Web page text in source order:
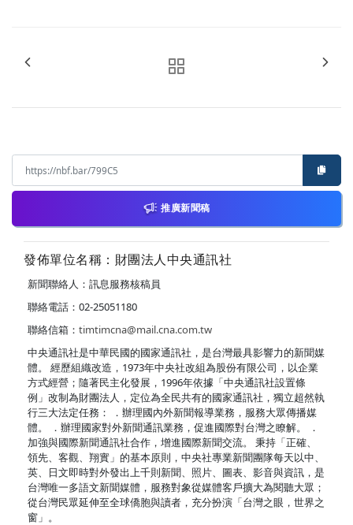
推廣新聞稿
發佈單位名稱：財團法人中央通訊社
新聞聯絡人：訊息服務核稿員
聯絡電話：02-25051180
聯絡信箱： timtimcna@mail.cna.com.tw
中央通訊社是中華民國的國家通訊社，是台灣最具影響力的新聞媒
體。 經歷組織改造，1973年中央社改組為股份有限公司，以企業
方式經營；隨著民主化發展，1996年依據「中央通訊社設置條
例」改制為財團法人，定位為全民共有的國家通訊社，獨立超然執
行三大法定任務： ．辦理國內外新聞報導業務，服務大眾傳播媒
體。 ．辦理國家對外新聞通訊業務，促進國際對台灣之瞭解。 ．
加強與國際新聞通訊社合作，增進國際新聞交流。 秉持「正確、
領先、客觀、翔實」的基本原則，中央社專業新聞團隊每天以中、
英、日文即時對外發出上千則新聞、照片、圖表、影音與資訊，是
台灣唯一多語文新聞媒體，服務對象從媒體客戶擴大為閱聽大眾；
從台灣民眾延伸至全球僑胞與讀者，充分扮演「台灣之眼，世界之
窗」。